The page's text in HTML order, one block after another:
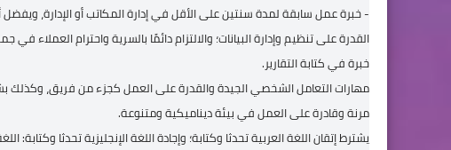
- خبرة عمل سابقة لمدة سنتين على الأقل في إدارة المكاتب أو الإدارة،
القدرة على تنظيم وإدارة البيانات؛ والالتزام دائمًا بالسرية واحترام العملاء
خبرة في كتابة التقارير.
مهارات التعامل الشخصي الجيدة والقدرة على العمل كجزء من فريق،
مرنة وقادرة على العمل في بيئة ديناميكية ومتنوعة.
يشترط إتقان اللغة العربية تحدثا وكتابة؛ وإجادة اللغة الإنجليزية تحدثا وكتابة: